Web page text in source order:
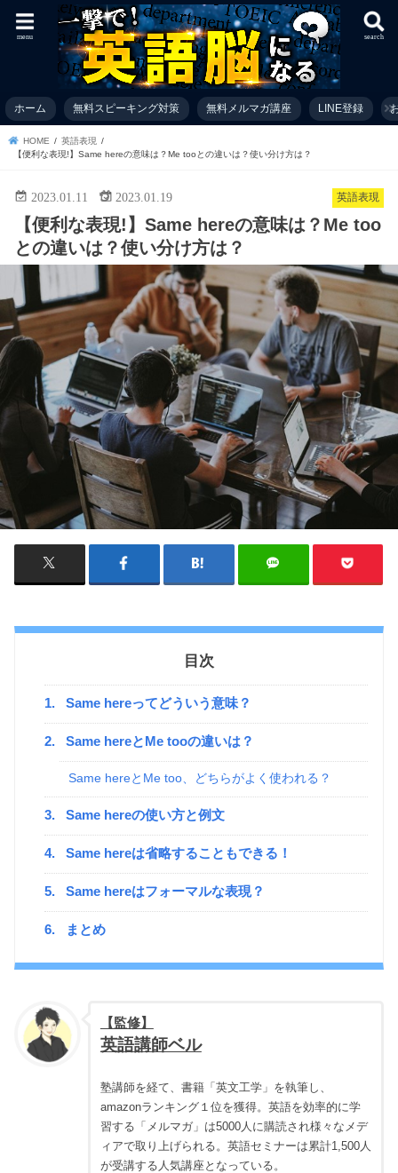
search
menu
ホーム 無料スピーキング対策 無料メルマガ講座 LINE登録
HOME
英語表現
【便利な表現!】Same hereの意味は？Me tooとの違いは？使い分け方は？
英語表現
2023.01.11 2023.01.19
【便利な表現!】Same hereの意味は？Me too
との違いは？使い分け方は？
目次
1. Same hereってどういう意味？
2. Same hereとMe tooの違いは？
Same hereとMe too、どちらがよく使われる？
3. Same hereの使い方と例文
4. Same hereは省略することもできる！
5. Same hereはフォーマルな表現？
6. まとめ
【監修】
英語講師ベル
塾講師を経て、書籍「英文工学」を執筆し、
amazonランキング１位を獲得。英語を効率的に学
習する「メルマガ」は5000人に購読され様々なメデ
ィアで取り上げられる。英語セミナーは累計1,500人
が受講する人気講座となっている。